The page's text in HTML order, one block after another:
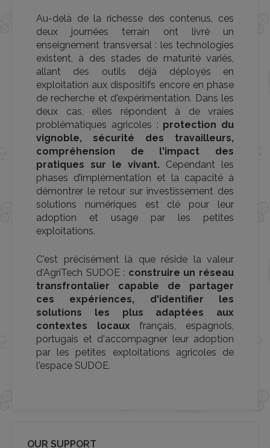
Au-delà de la richesse des contenus, ces
deux journées terrain ont livré un
enseignement transversal : les technologies
existent, à des stades de maturité variés,
allant des outils déjà déployés en
exploitation aux dispositifs encore en phase
de recherche et d'expérimentation. Dans les
deux cas, elles répondent à de vraies
problématiques agricoles : protection du
vignoble, sécurité des travailleurs,
compréhension de l'impact des
pratiques sur le vivant. Cependant les
phases d’implémentation et la capacité à
démontrer le retour sur investissement des
solutions numériques est clé pour leur
adoption et usage par les petites
exploitations.
C'est précisément là que réside la valeur
d'AgriTech SUDOE : construire un réseau
transfrontalier capable de partager
ces expériences, d'identifier les
solutions les plus adaptées aux
contextes locaux français, espagnols,
portugais et d'accompagner leur adoption
par les petites exploitations agricoles de
l'espace SUDOE.
OUR SUPPORT